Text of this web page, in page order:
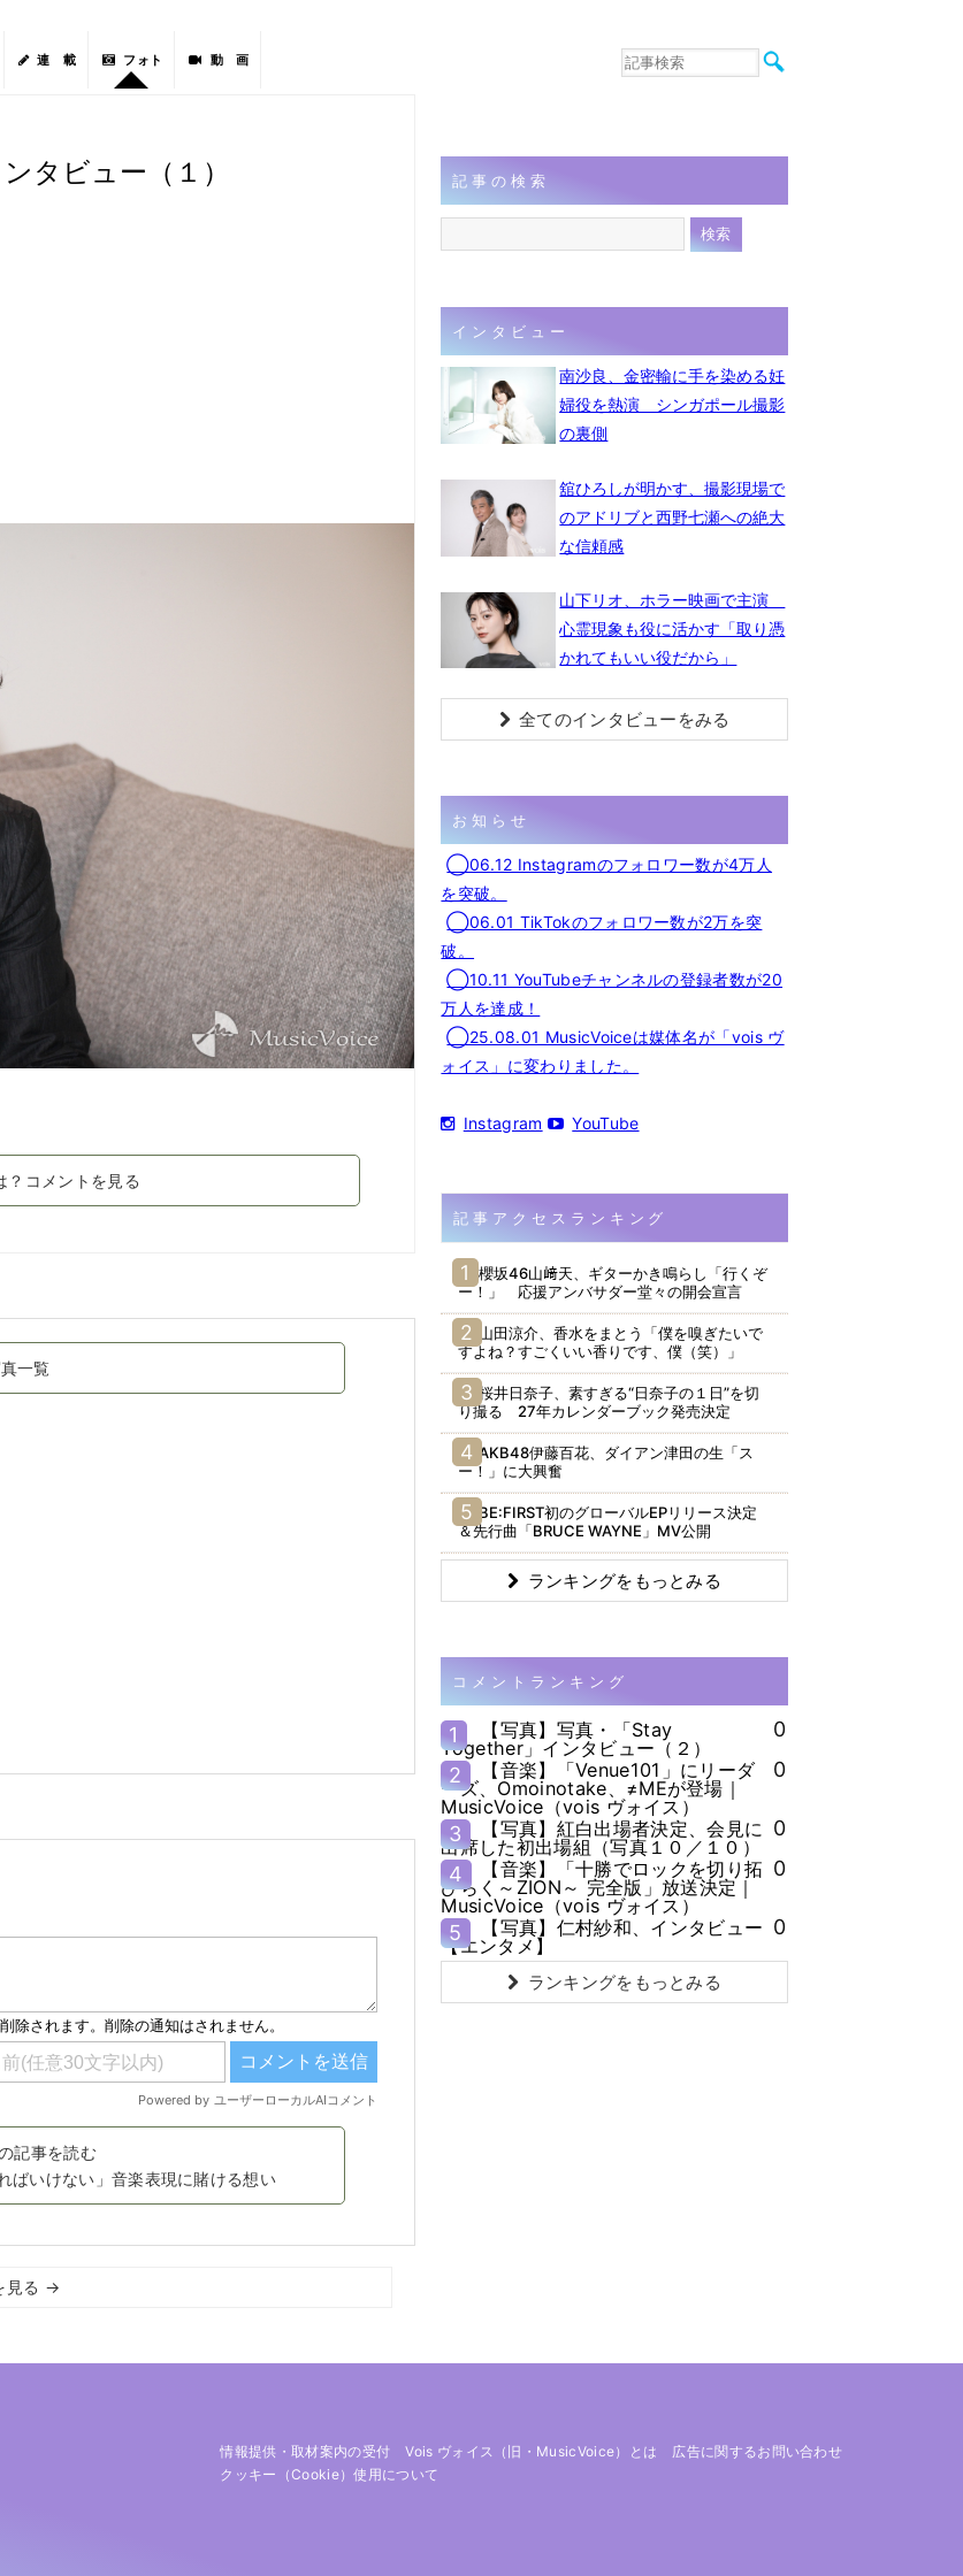
連 載 フォト 動 画
音楽
連載
フォト
タビュー（１）
？コメントを見る
一覧
記事を読む
ばいけない」音楽表現に賭ける想い
見る →
記事の検索
インタビュー
南沙良、金密輸に手を染める妊
婦役を熱演 シンガポール撮影
の裏側
舘ひろしが明かす、撮影現場で
のアドリブと西野七瀬への絶大
な信頼感
山下リオ、ホラー映画で主演
心霊現象も役に活かす「取り憑
かれてもいい役だから」
全てのインタビューをみる
お知らせ
◯06.12 Instagramのフォロワー数が4万人
を突破。
◯06.01 TikTokのフォロワー数が2万を突
破。
◯10.11 YouTubeチャンネルの登録者数が20
万人を達成！
◯25.08.01 MusicVoiceは媒体名が「vois ヴ
ォイス」に変わりました。
Instagram YouTube
記事アクセスランキング
櫻坂46山﨑天、ギターかき鳴らし「行くぞ
ー！」 応援アンバサダー堂々の開会宣言
山田涼介、香水をまとう「僕を嗅ぎたいで
すよね？すごくいい香りです、僕（笑）」
桜井日奈子、素すぎる“日奈子の１日”を切
り撮る 27年カレンダーブック発売決定
AKB48伊藤百花、ダイアン津田の生「ス
ー！」に大興奮
BE:FIRST初のグローバルEPリリース決定
＆先行曲「BRUCE WAYNE」MV公開
ランキングをもっとみる
コメントランキング
1
【写真】写真・「Stay
Together」インタビュー（２）
0
2
【音楽】「Venue101」にリーダ
ーズ、Omoinotake、≠MEが登場｜
MusicVoice（vois ヴォイス）
0
3
【写真】紅白出場者決定、会見に
出席した初出場組（写真１０／１０）
0
4
【音楽】「十勝でロックを切り拓
ひらく～ZION～ 完全版」放送決定｜
MusicVoice（vois ヴォイス）
0
5
【写真】仁村紗和、インタビュー
【エンタメ】
0
ランキングをもっとみる
情報提供・取材案内の受付 Vois ヴォイス（旧・MusicVoice）とは
広告に関するお問い合わせ
クッキー（cookie）使用について